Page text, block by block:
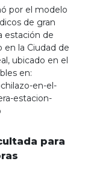
por el modelo
de gran
estación de
en la Ciudad de
ubicado en el
en:
en-el-
estacion-
para